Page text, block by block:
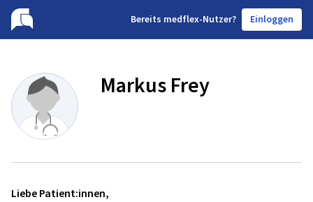
Bereits medflex-Nutzer? Einloggen
Markus Frey
Liebe Patient:innen,